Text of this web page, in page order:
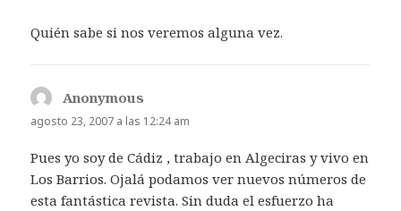
Quién sabe si nos veremos alguna vez.
Anonymous
agosto 23, 2007 a las 12:24 am
Pues yo soy de Cádiz , trabajo en Algeciras y vivo en
Los Barrios. Ojalá podamos ver nuevos números de
esta fantástica revista. Sin duda el esfuerzo ha